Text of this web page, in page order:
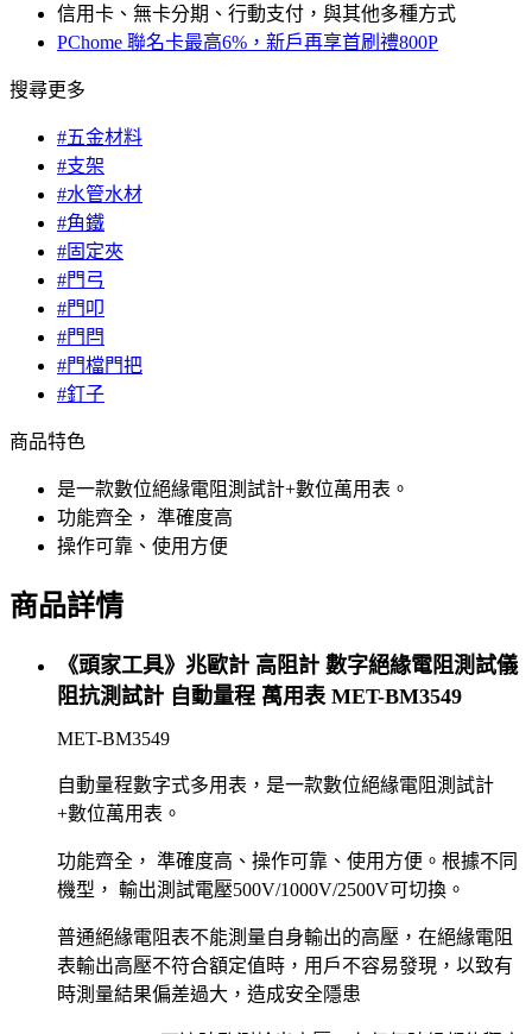
信用卡、無卡分期、行動支付，與其他多種方式
PChome 聯名卡最高6%，新戶再享首刷禮800P
搜尋更多
#五金材料
#支架
#水管水材
#角鐵
#固定夾
#門弓
#門叩
#門閂
#門檔門把
#釘子
商品特色
是一款數位絕緣電阻測試計+數位萬用表。
功能齊全， 準確度高
操作可靠、使用方便
商品詳情
《頭家工具》兆歐計 高阻計 數字絕緣電阻測試儀
阻抗測試計 自動量程 萬用表 MET-BM3549
MET-BM3549
自動量程數字式多用表，是一款數位絕緣電阻測試計
+數位萬用表。
功能齊全， 準確度高、操作可靠、使用方便。根據不同
機型， 輸出測試電壓500V/1000V/2500V可切換。
普通絕緣電阻表不能測量自身輸出的高壓，在絕緣電阻
表輸出高壓不符合額定值時，用戶不容易發現，以致有
時測量結果偏差過大，造成安全隱患